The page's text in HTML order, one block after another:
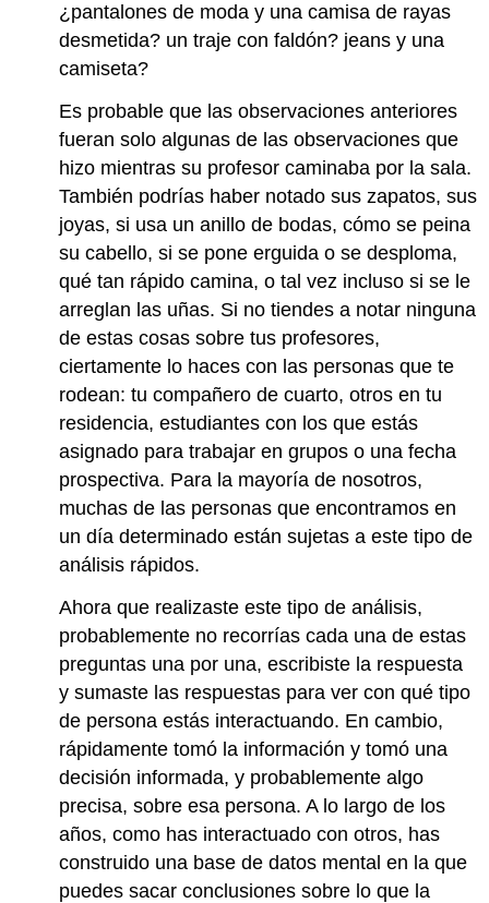
¿pantalones de moda y una camisa de rayas
desmetida? un traje con faldón? jeans y una
camiseta?
Es probable que las observaciones anteriores
fueran solo algunas de las observaciones que
hizo mientras su profesor caminaba por la sala.
También podrías haber notado sus zapatos, sus
joyas, si usa un anillo de bodas, cómo se peina
su cabello, si se pone erguida o se desploma,
qué tan rápido camina, o tal vez incluso si se le
arreglan las uñas. Si no tiendes a notar ninguna
de estas cosas sobre tus profesores,
ciertamente lo haces con las personas que te
rodean: tu compañero de cuarto, otros en tu
residencia, estudiantes con los que estás
asignado para trabajar en grupos o una fecha
prospectiva. Para la mayoría de nosotros,
muchas de las personas que encontramos en
un día determinado están sujetas a este tipo de
análisis rápidos.
Ahora que realizaste este tipo de análisis,
probablemente no recorrías cada una de estas
preguntas una por una, escribiste la respuesta
y sumaste las respuestas para ver con qué tipo
de persona estás interactuando. En cambio,
rápidamente tomó la información y tomó una
decisión informada, y probablemente algo
precisa, sobre esa persona. A lo largo de los
años, como has interactuado con otros, has
construido una base de datos mental en la que
puedes sacar conclusiones sobre lo que la